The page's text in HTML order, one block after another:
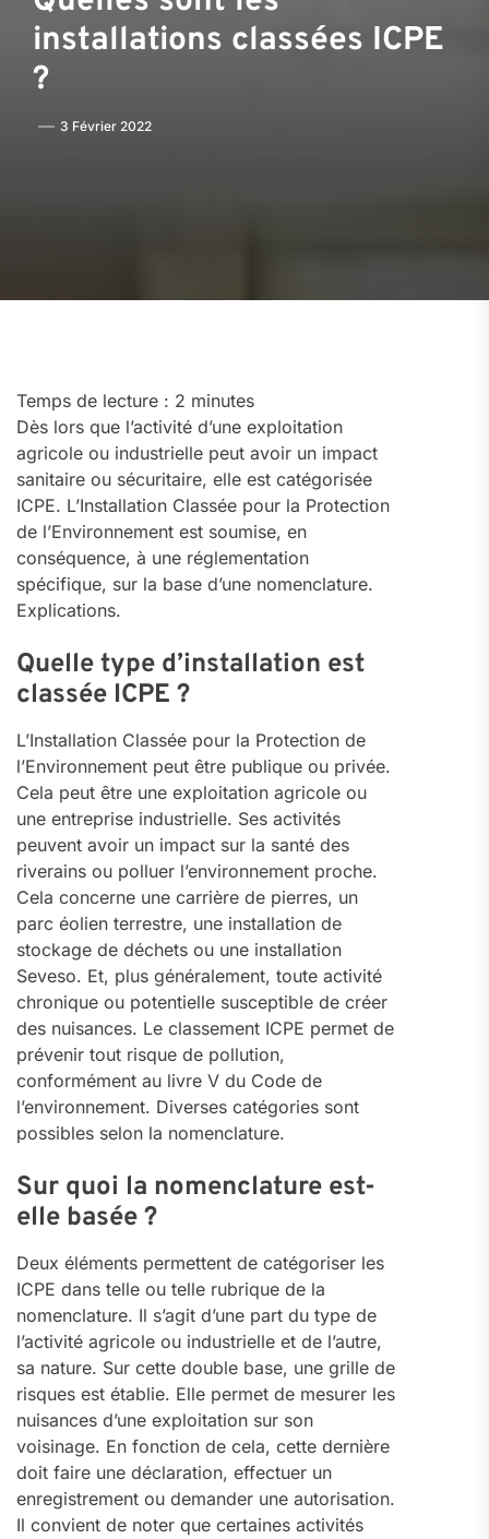
installations classées ICPE
?
3 Février 2022
Temps de lecture : 2 minutes
Dès lors que l’activité d’une exploitation
agricole ou industrielle peut avoir un impact
sanitaire ou sécuritaire, elle est catégorisée
ICPE. L’Installation Classée pour la Protection
de l’Environnement est soumise, en
conséquence, à une réglementation
spécifique, sur la base d’une nomenclature.
Explications.
Quelle type d’installation est
classée ICPE ?
L’Installation Classée pour la Protection de
l’Environnement peut être publique ou privée.
Cela peut être une exploitation agricole ou
une entreprise industrielle. Ses activités
peuvent avoir un impact sur la santé des
riverains ou polluer l’environnement proche.
Cela concerne une carrière de pierres, un
parc éolien terrestre, une installation de
stockage de déchets ou une installation
Seveso. Et, plus généralement, toute activité
chronique ou potentielle susceptible de créer
des nuisances. Le classement ICPE permet de
prévenir tout risque de pollution,
conformément au livre V du Code de
l’environnement. Diverses catégories sont
possibles selon la nomenclature.
Sur quoi la nomenclature est-
elle basée ?
Deux éléments permettent de catégoriser les
ICPE dans telle ou telle rubrique de la
nomenclature. Il s’agit d’une part du type de
l’activité agricole ou industrielle et de l’autre,
sa nature. Sur cette double base, une grille de
risques est établie. Elle permet de mesurer les
nuisances d’une exploitation sur son
voisinage. En fonction de cela, cette dernière
doit faire une déclaration, effectuer un
enregistrement ou demander une autorisation.
Il convient de noter que certaines activités